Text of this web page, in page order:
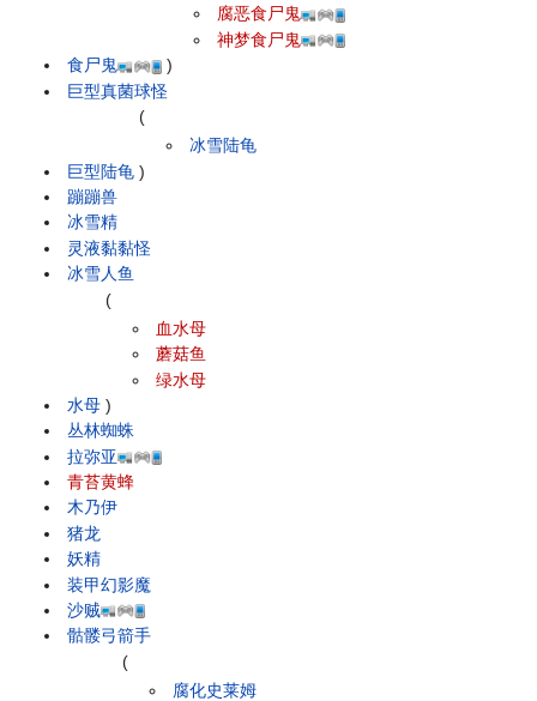
食尸鬼
腐恶食尸鬼
神梦食尸鬼
)
巨型真菌球怪
巨型陆龟
(
冰雪陆龟
)
蹦蹦兽
冰雪精
灵液黏黏怪
冰雪人鱼
水母
(
血水母
蘑菇鱼
绿水母
)
丛林蜘蛛
拉弥亚
青苔黄蜂
木乃伊
猪龙
妖精
装甲幻影魔
沙贼
骷髅弓箭手
(
腐化史莱姆